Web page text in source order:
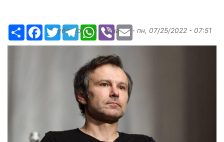
РесурсFacebook
TwitterTelegramWhatsApp
ViberEmail
Опубликовано Margarita - пн, 07/25/2022 - 07:51